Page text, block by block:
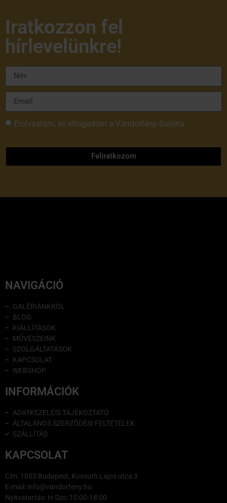
Iratkozzon fel
hírlevelünkre!
Elolvastam, és elfogadom a Vándorfény Galéria
Feliratkozom
NAVIGÁCIÓ
GALÉRIÁNKRÓL
BLOG
KIÁLLÍTÁSOK
MŰVÉSZEINK
SZOLGÁLTATÁSOK
KAPCSOLAT
WEBSHOP
INFORMÁCIÓK
ADATKEZELÉSI TÁJÉKOZTATÓ
ÁLTALÁNOS SZERZŐDÉSI FELTÉTELEK
SZÁLLÍTÁS
KAPCSOLAT
Cím: 1053 Budapest, Kossuth Lajos utca 3.
E-mail: info@vandorfeny.hu
Nyitvatartás: H-Szo: 10:00-18:00